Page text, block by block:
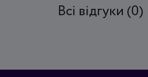
Всi відгуки (0)